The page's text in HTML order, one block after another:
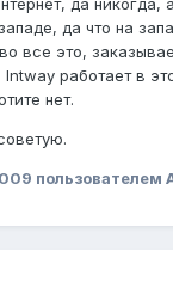
да никогда,
да что на
все это,
Intway работает в
нет.
пользователем